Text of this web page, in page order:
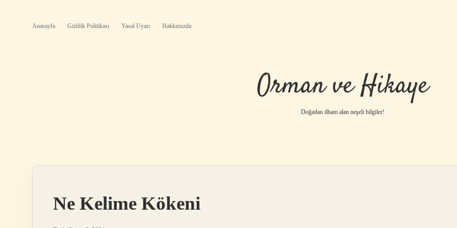
Anasayfa Gizlilik Politikası Yasal Uyarı Hakkımızda
Orman ve Hikaye
Doğadan ilham alan neşeli bilgiler!
Ne Kelime Kökeni